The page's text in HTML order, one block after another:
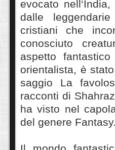
evocato
dalle
cristiani che
conosciuto
aspetto
orientalista, è
saggio La
racconti di
ha visto nel
del genere Fantasy.